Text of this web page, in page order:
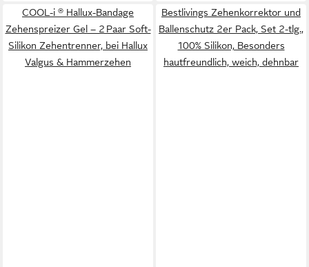
COOL-i ® Hallux-Bandage
Zehenspreizer Gel – 2 Paar Soft-
Silikon Zehentrenner, bei Hallux
Valgus & Hammerzehen
Bestlivings Zehenkorrektor und
Ballenschutz 2er Pack, Set 2-tlg.,
100% Silikon, Besonders
hautfreundlich, weich, dehnbar